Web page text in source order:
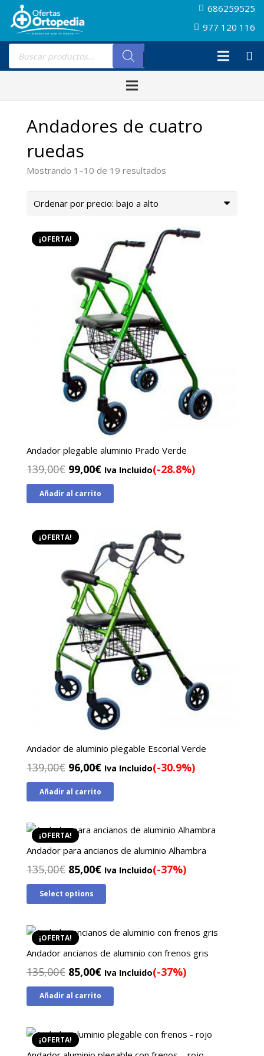
686259525
977 120 116
Búsqueda
productos
Andadores de cuatro
ruedas
Mostrando 1–10 de 19 resultados
a
¡OFERTA!
Andador plegable aluminio Prado Verde
139,00€ El
precio
original
139,00€.
99,00€El
precio
actual
Iva Incluido(-28.8%)
Añadir al carrito
¡OFERTA!
Andador de aluminio plegable Escorial Verde
139,00€ El
precio
original
139,00€.
96,00€El
precio
actual
96,00€.
Iva Incluido(-30.9%)
Añadir al carrito
¡OFERTA!
Andador para ancianos de aluminio Alhambra
135,00€ El
precio
original
135,00€.
85,00€El
precio
85,00€.
Iva Incluido(-37%)
Select options
¡OFERTA!
Andador ancianos de aluminio con frenos gris
135,00€ El
precio
original
135,00€.
85,00€El
precio
85,00€.
Iva Incluido(-37%)
Añadir al carrito
¡OFERTA!